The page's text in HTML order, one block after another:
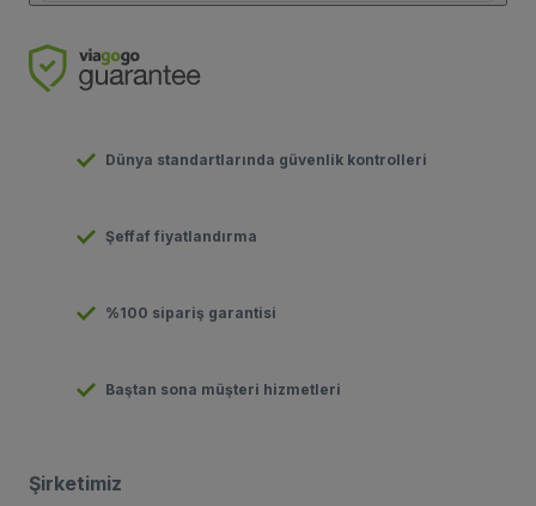
Dünya standartlarında güvenlik kontrolleri
Şeffaf fiyatlandırma
%100 sipariş garantisi
Baştan sona müşteri hizmetleri
Şirketimiz